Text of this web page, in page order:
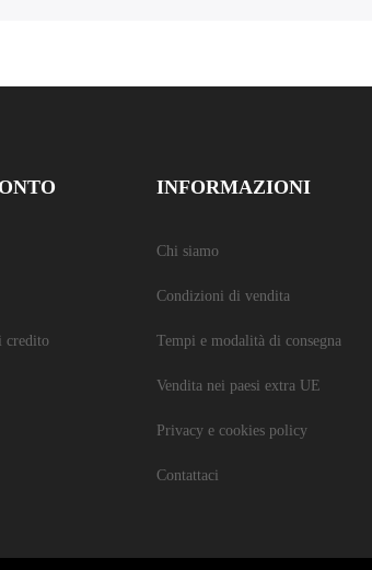
credito
INFORMAZIONI
Chi siamo
Condizioni di vendita
Tempi e modalità di consegna
Vendita nei paesi extra UE
Privacy e cookies policy
Contattaci